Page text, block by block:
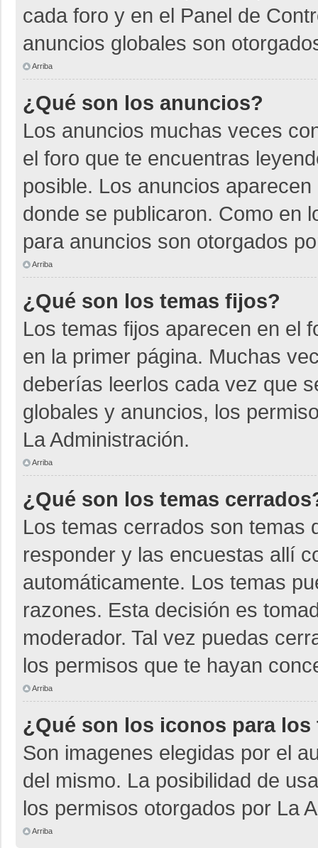
cada foro y en el Panel de
anuncios globales son
Arriba
¿Qué son los anuncios?
Los anuncios muchas veces
el foro que te encuentras
posible. Los anuncios
donde se publicaron. Como en
para anuncios son otorgados
Arriba
¿Qué son los temas fijos?
Los temas fijos aparecen en el
en la primer página. Muchas
deberías leerlos cada vez que
globales y anuncios, los
La Administración.
Arriba
¿Qué son los temas
Los temas cerrados son temas
responder y las encuestas allí
automáticamente. Los temas
razones. Esta decisión es
moderador. Tal vez puedas
los permisos que te hayan
Arriba
¿Qué son los iconos para los
Son imagenes elegidas por el
del mismo. La posibilidad de
los permisos otorgados por La
Arriba